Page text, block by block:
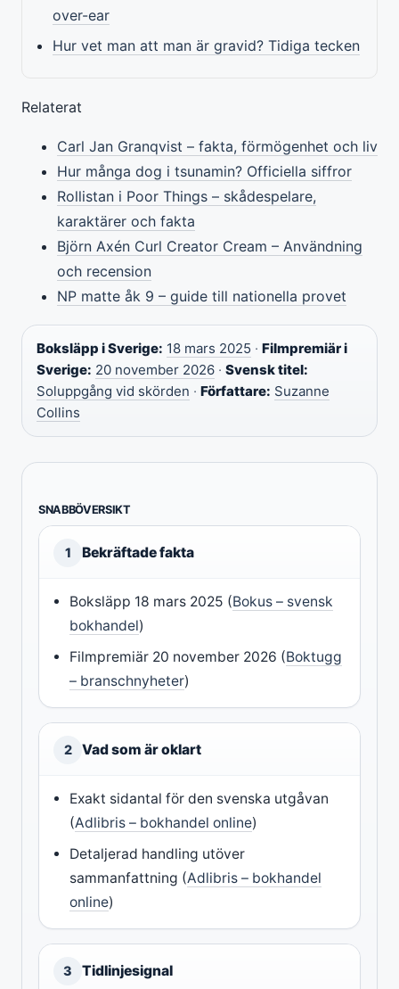
over-ear
Hur vet man att man är gravid? Tidiga tecken
Relaterat
Carl Jan Granqvist – fakta, förmögenhet och liv
Hur många dog i tsunamin? Officiella siffror
Rollistan i Poor Things – skådespelare,
karaktärer och fakta
Björn Axén Curl Creator Cream – Användning
och recension
NP matte åk 9 – guide till nationella provet
Boksläpp i Sverige: 18 mars 2025 · Filmpremiär i
Sverige: 20 november 2026 · Svensk titel:
Soluppgång vid skörden · Författare: Suzanne
Collins
SNABBÖVERSIKT
1 Bekräftade fakta
Boksläpp 18 mars 2025 (Bokus – svensk
bokhandel)
Filmpremiär 20 november 2026 (Boktugg
– branschnyheter)
2 Vad som är oklart
Exakt sidantal för den svenska utgåvan
(Adlibris – bokhandel online)
Detaljerad handling utöver
sammanfattning (Adlibris – bokhandel
online)
3 Tidlinjesignal